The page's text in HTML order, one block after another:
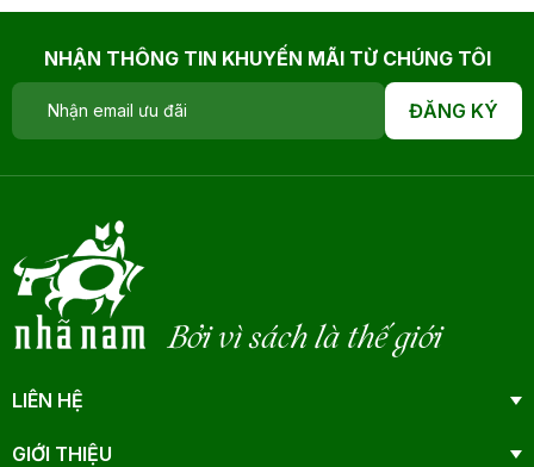
NHẬN THÔNG TIN KHUYẾN MÃI TỪ CHÚNG TÔI
ĐĂNG KÝ
Bởi vì sách là thế giới
LIÊN HỆ
GIỚI THIỆU